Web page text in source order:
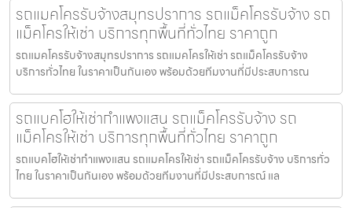
รถแมคโครรับจ้างสมุทรปราการ รถแม็คโครรับจ้าง รถ
แม็คโครให้เช่า บริการทุกพื้นที่ทั่วไทย ราคาถูก
รถแมคโครรับจ้างสมุทรปราการ รถแมคโครให้เช่า รถแม็คโครรับจ้าง
บริการทั่วไทย ในราคาเป็นกันเอง พร้อมด้วยทีมงานที่มีประสบการณ
รถแบคโฮให้เช่ากำแพงแสน รถแม็คโครรับจ้าง รถ
แม็คโครให้เช่า บริการทุกพื้นที่ทั่วไทย ราคาถูก
รถแบคโฮให้เช่ากำแพงแสน รถแมคโครให้เช่า รถแม็คโครรับจ้าง บริการทั่ว
ไทย ในราคาเป็นกันเอง พร้อมด้วยทีมงานที่มีประสบการณ์ แล